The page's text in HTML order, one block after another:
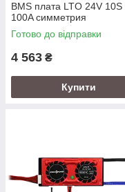
BMS плата LTO 24V 10S
100A симметрия
Готово до відправки
4 563 ₴
Купити